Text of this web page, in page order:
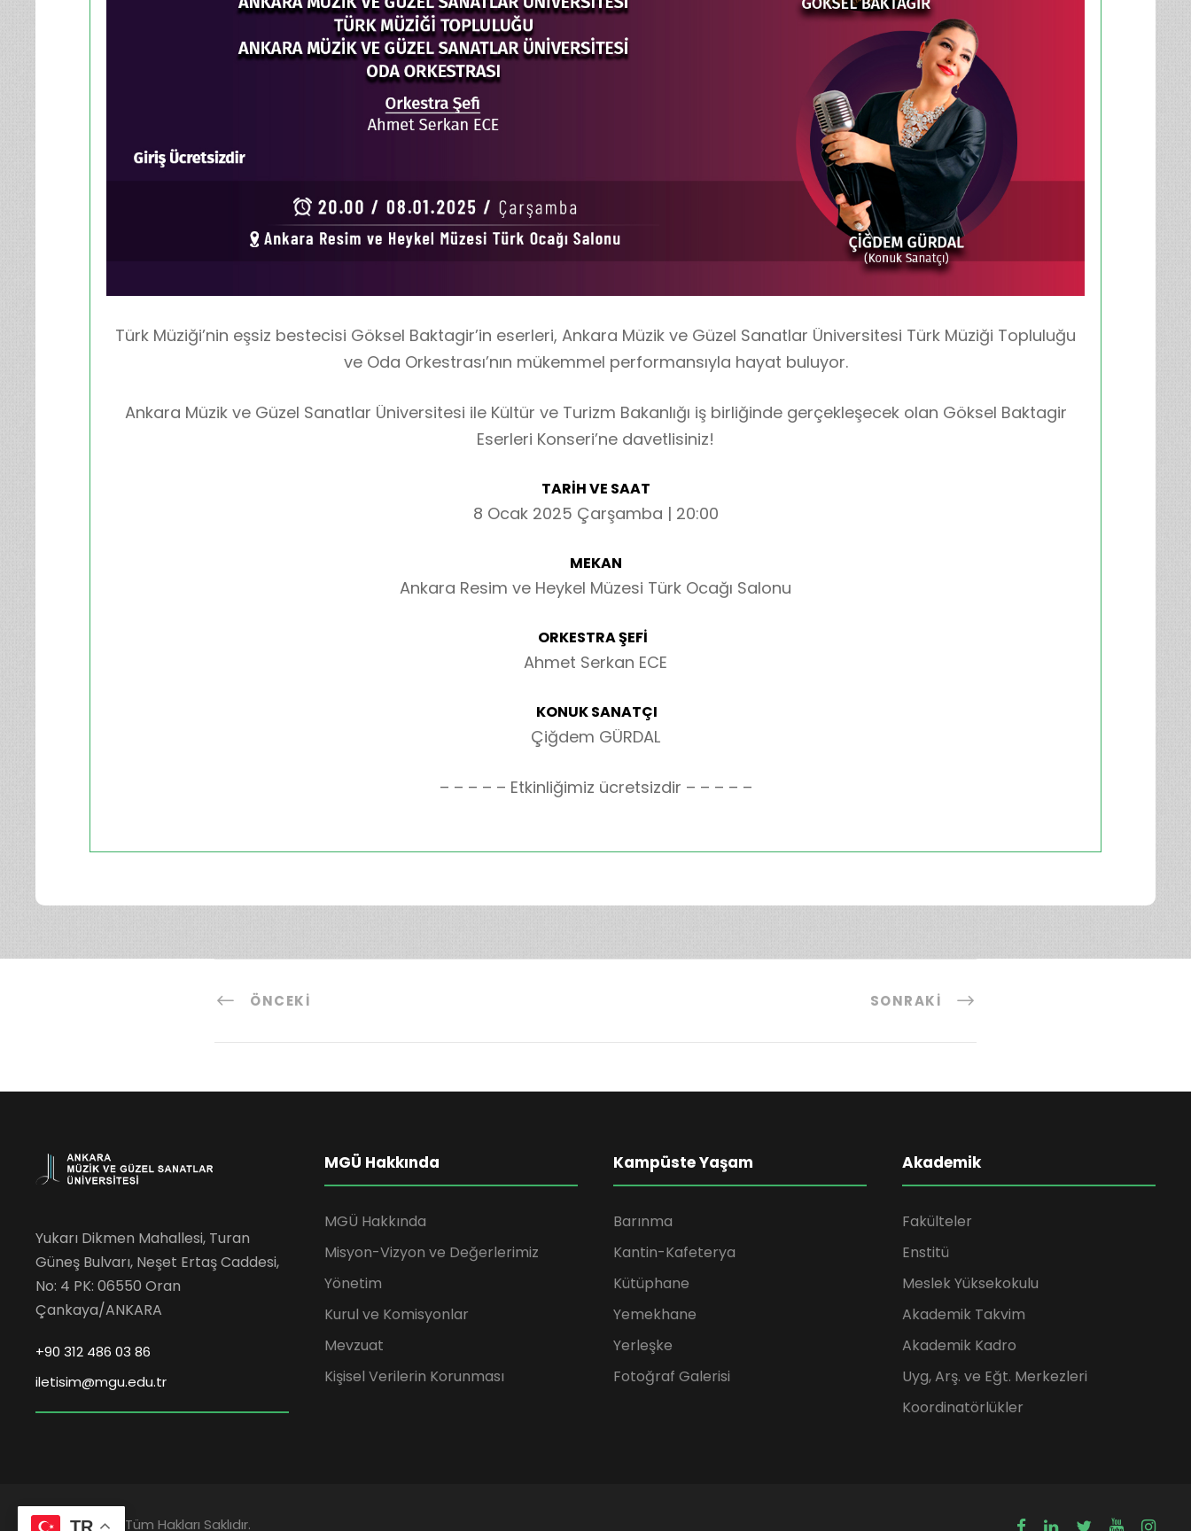
Türk Müziği’nin eşsiz bestecisi Göksel Baktagir’in eserleri, Ankara Müzik ve Güzel Sanatlar Üniversitesi Türk Müziği Topluluğu
ve Oda Orkestrası’nın mükemmel performansıyla hayat buluyor.
Ankara Müzik ve Güzel Sanatlar Üniversitesi ile Kültür ve Turizm Bakanlığı iş birliğinde gerçekleşecek olan Göksel Baktagir
Eserleri Konseri’ne davetlisiniz!
TARİH VE SAAT
8 Ocak 2025 Çarşamba | 20:00
MEKAN
Ankara Resim ve Heykel Müzesi Türk Ocağı Salonu
ORKESTRA ŞEFİ
Ahmet Serkan ECE
KONUK SANATÇI
Çiğdem GÜRDAL
– – – – – Etkinliğimiz ücretsizdir – – – – –
ÖNCEKI SONRAKI
Yukarı Dikmen Mahallesi, Turan
Güneş Bulvarı, Neşet Ertaş Caddesi,
No: 4 PK: 06550 Oran
Çankaya/ANKARA
+90 312 486 03 86
iletisim@mgu.edu.tr
MGÜ Hakkında
MGÜ Hakkında
Misyon-Vizyon ve Değerlerimiz
Yönetim
Kurul ve Komisyonlar
Mevzuat
Kişisel Verilerin Korunması
Kampüste Yaşam
Barınma
Kantin-Kafeterya
Kütüphane
Yemekhane
Yerleşke
Fotoğraf Galerisi
Akademik
Fakülteler
Enstitü
Meslek Yüksekokulu
Akademik Takvim
Akademik Kadro
Uyg, Arş. ve Eğt. Merkezleri
Koordinatörlükler
2023 © MGÜ | Tüm Hakları Saklıdır.
TR